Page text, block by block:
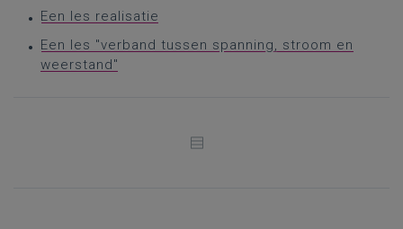
Een les realisatie
Een les "verband tussen spanning, stroom en
weerstand"